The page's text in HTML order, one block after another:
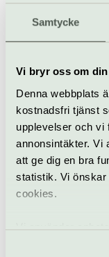
Samtycke
Vi bryr oss om
Denna webbplats
kostnadsfri tjänst
upplevelser och vi
annonsintäkter. Vi
att ge dig en bra
statistik. Vi
cookies.
Vi använder
Visning Museum